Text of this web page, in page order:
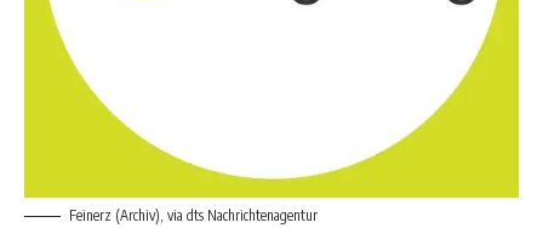
Feinerz (Archiv), via dts Nachrichtenagentur